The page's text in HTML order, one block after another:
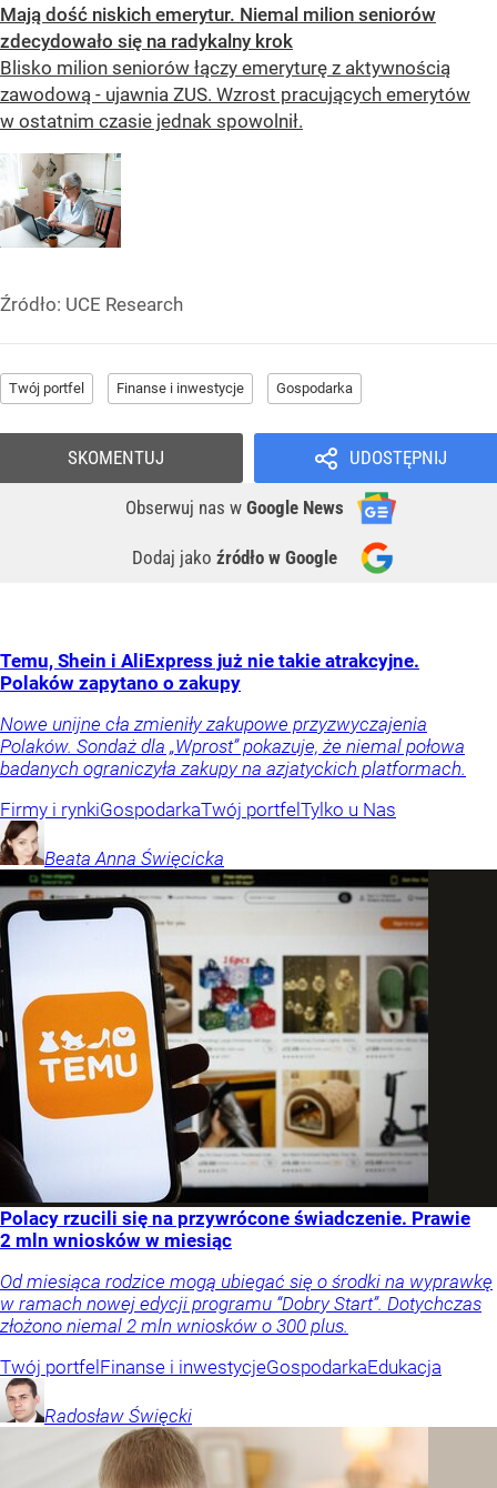
Mają dość niskich emerytur. Niemal milion seniorów
zdecydowało się na radykalny krok
Blisko milion seniorów łączy emeryturę z aktywnością
zawodową - ujawnia ZUS. Wzrost pracujących emerytów
w ostatnim czasie jednak spowolnił.
Źródło: UCE Research
Twój portfel Finanse i inwestycje Gospodarka
UDOSTĘPNIJ
Obserwuj nas w Google News
Dodaj jako źródło w Google
SKOMENTUJ
Temu, Shein i AliExpress już nie takie atrakcyjne.
Polaków zapytano o zakupy
Nowe unijne cła zmieniły zakupowe przyzwyczajenia
Polaków. Sondaż dla „Wprost” pokazuje, że niemal połowa
badanych ograniczyła zakupy na azjatyckich platformach.
Firmy i rynkiGospodarkaTwój portfel Tylko u Nas
Beata Anna Święcicka
Polacy rzucili się na przywrócone świadczenie. Prawie
2 mln wniosków w miesiąc
Od miesiąca rodzice mogą ubiegać się o środki na wyprawkę
w ramach nowej edycji programu “Dobry Start”. Dotychczas
złożono niemal 2 mln wniosków o 300 plus.
Twój portfel Finanse i inwestycjeGospodarkaEdukacja
Radosław Święcki